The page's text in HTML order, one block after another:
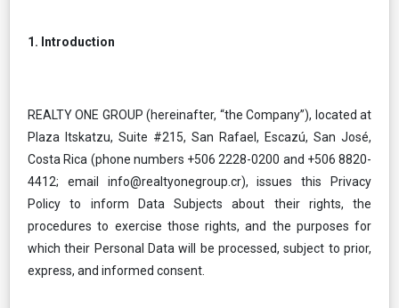
1. Introduction
REALTY ONE GROUP (hereinafter, “the Company”), located at
Plaza Itskatzu, Suite #215, San Rafael, Escazú, San José,
Costa Rica (phone numbers +506 2228-0200 and +506 8820-
4412; email info@realtyonegroup.cr), issues this Privacy
Policy to inform Data Subjects about their rights, the
procedures to exercise those rights, and the purposes for
which their Personal Data will be processed, subject to prior,
express, and informed consent.